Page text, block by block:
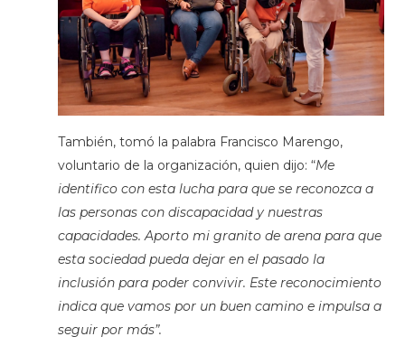
También, tomó la palabra Francisco Marengo,
voluntario de la organización, quien dijo: “Me
identifico con esta lucha para que se reconozca a
las personas con discapacidad y nuestras
capacidades. Aporto mi granito de arena para que
esta sociedad pueda dejar en el pasado la
inclusión para poder convivir. Este reconocimiento
indica que vamos por un buen camino e impulsa a
seguir por más”.